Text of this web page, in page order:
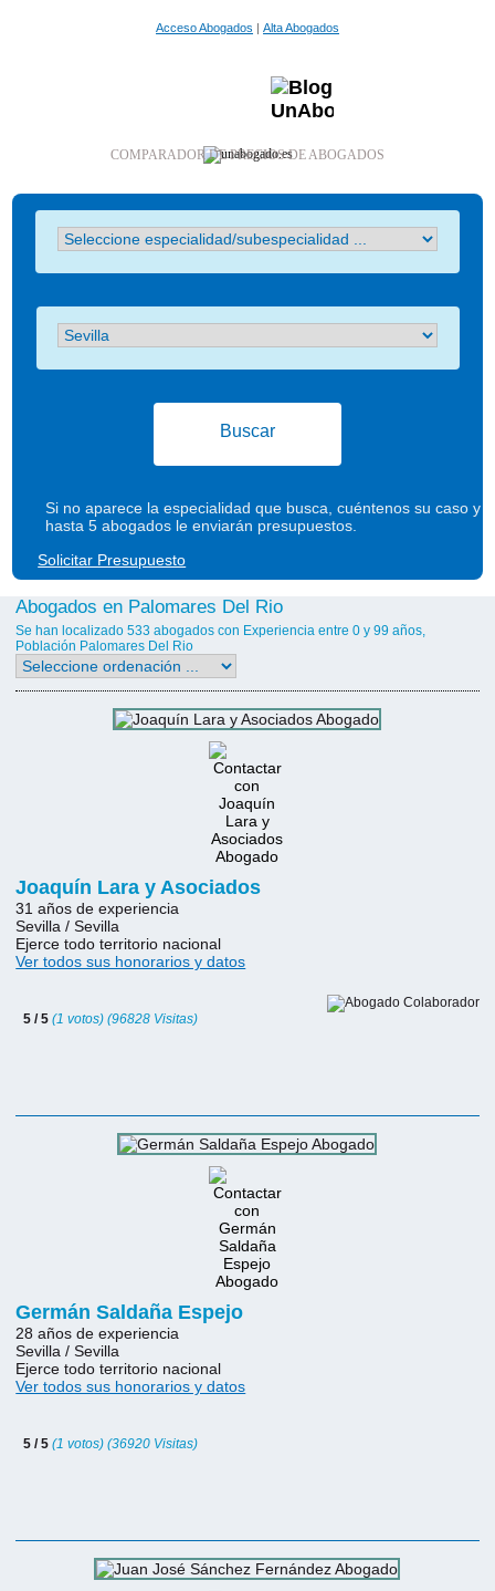
Acceso Abogados |Alta Abogados
COMPARADOR DE PRECIOS DE ABOGADOS
Buscar
Si no aparece la especialidad que busca, cuéntenos su caso y
hasta 5 abogados le enviarán presupuestos.
Solicitar Presupuesto
Abogados en Palomares Del Rio
Se han localizado 533 abogados con Experiencia entre 0 y 99 años,
Población Palomares Del Rio
Joaquín Lara y Asociados
31 años de experiencia
Sevilla / Sevilla
Ejerce todo territorio nacional
Ver todos sus honorarios y datos
5 / 5(1 votos) (96828 Visitas)
Germán Saldaña Espejo
28 años de experiencia
Sevilla / Sevilla
Ejerce todo territorio nacional
Ver todos sus honorarios y datos
5 / 5(1 votos) (36920 Visitas)